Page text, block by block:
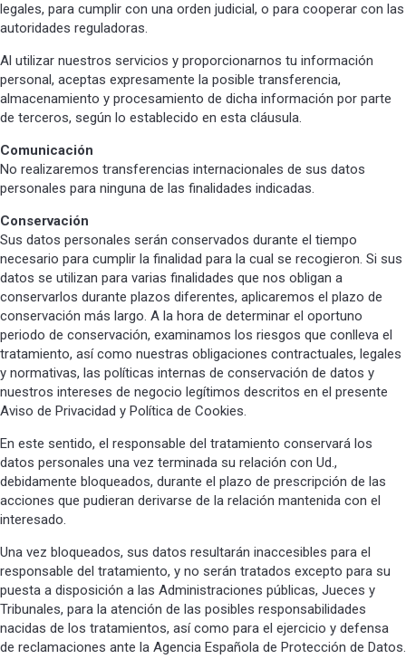
legales, para cumplir con una orden judicial, o para cooperar con las
autoridades reguladoras.
Al utilizar nuestros servicios y proporcionarnos tu información
personal, aceptas expresamente la posible transferencia,
almacenamiento y procesamiento de dicha información por parte
de terceros, según lo establecido en esta cláusula.
Comunicación
No realizaremos transferencias internacionales de sus datos
personales para ninguna de las finalidades indicadas.
Conservación
Sus datos personales serán conservados durante el tiempo
necesario para cumplir la finalidad para la cual se recogieron. Si sus
datos se utilizan para varias finalidades que nos obligan a
conservarlos durante plazos diferentes, aplicaremos el plazo de
conservación más largo. A la hora de determinar el oportuno
periodo de conservación, examinamos los riesgos que conlleva el
tratamiento, así como nuestras obligaciones contractuales, legales
y normativas, las políticas internas de conservación de datos y
nuestros intereses de negocio legítimos descritos en el presente
Aviso de Privacidad y Política de Cookies.
En este sentido, el responsable del tratamiento conservará los
datos personales una vez terminada su relación con Ud.,
debidamente bloqueados, durante el plazo de prescripción de las
acciones que pudieran derivarse de la relación mantenida con el
interesado.
Una vez bloqueados, sus datos resultarán inaccesibles para el
responsable del tratamiento, y no serán tratados excepto para su
puesta a disposición a las Administraciones públicas, Jueces y
Tribunales, para la atención de las posibles responsabilidades
nacidas de los tratamientos, así como para el ejercicio y defensa
de reclamaciones ante la Agencia Española de Protección de Datos.